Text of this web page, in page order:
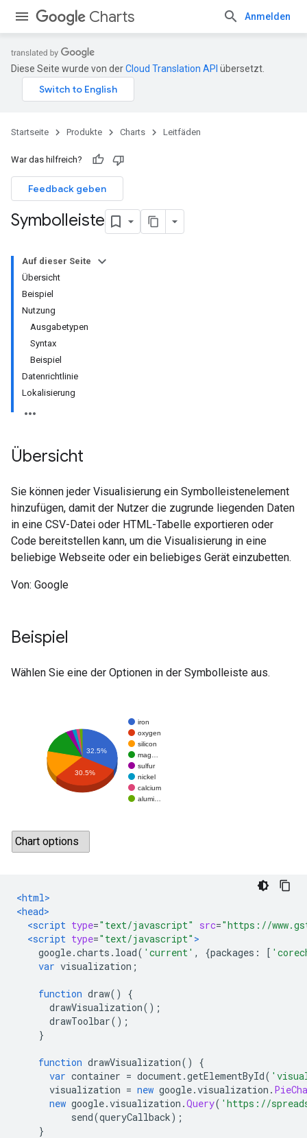
Charts Anmelden
Diese Seite wurde von derCloud Translation API übersetzt.
Startseite Produkte Charts Leitfäden
War das hilfreich?
Feedback geben
Symbolleiste
Auf dieser Seite
Übersicht
Beispiel
Nutzung
Ausgabetypen
Syntax
Beispiel
Datenrichtlinie
Lokalisierung
Übersicht
Sie können jeder Visualisierung ein Symbolleistenelement
hinzufügen, damit der Nutzer die zugrunde liegenden Daten
in eine CSV-Datei oder HTML-Tabelle exportieren oder
Code bereitstellen kann, um die Visualisierung in eine
beliebige Webseite oder ein beliebiges Gerät einzubetten.
Von: Google
Beispiel
Wählen Sie eine der Optionen in der Symbolleiste aus.
<html>
<head>
<script type="text/javascript" src="https://
<script type="text/javascript" >
google.charts . load( 'current' , {packages : [
var visualization ;
function draw()
{
drawVisualization();
drawToolbar();
}
function drawVisualization()
{
var container = document.getElementById(
visualization = new google.visualization .
new google.visualization .Query( 'https://
send(queryCallback);
}